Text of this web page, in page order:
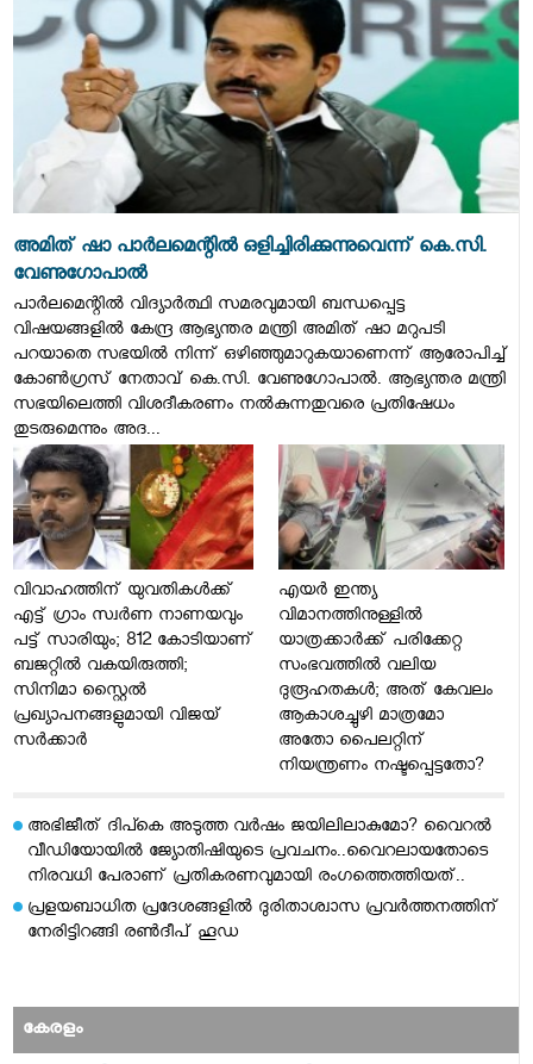
അമിത് ഷാ പാര്‍ലമെന്റില്‍ ഒളിച്ചിരിക്കുന്നുവെന്ന് കെ.സി.
വേണുഗോപാല്‍
പാര്‍ലമെന്റില്‍ വിദ്യാര്‍ത്ഥി സമരവുമായി ബന്ധപ്പെട്ട
വിഷയങ്ങളില്‍ കേന്ദ്ര ആഭ്യന്തര മന്ത്രി അമിത് ഷാ മറുപടി
പറയാതെ സഭയില്‍ നിന്ന് ഒഴിഞ്ഞുമാറുകയാണെന്ന് ആരോപിച്ച്
കോണ്‍ഗ്രസ് നേതാവ് കെ.സി. വേണുഗോപാല്‍. ആഭ്യന്തര മന്ത്രി
സഭയിലെത്തി വിശദീകരണം നല്‍കുന്നതുവരെ പ്രതിഷേധം
തുടരുമെന്നും അദ...
വിവാഹത്തിന് യുവതികള്‍ക്ക്
എട്ട് ഗ്രാം സ്വർണ നാണയവും
പട്ട് സാരിയും; 812 കോടിയാണ്
ബജറ്റില്‍ വകയിരുത്തി;
സിനിമാ സ്റ്റൈൽ
പ്രഖ്യാപനങ്ങളുമായി വിജയ്
സർക്കാർ
എയര്‍ ഇന്ത്യ
വിമാനത്തിനുള്ളില്‍
യാത്രക്കാര്‍ക്ക് പരിക്കേറ്റ
സംഭവത്തില്‍ വലിയ
ദുരൂഹതകള്‍; അത് കേവലം
ആകാശച്ചുഴി മാത്രമോ
അതോ പൈലറ്റിന്
നിയന്ത്രണം നഷ്ടപ്പെട്ടതോ?
അഭിജീത് ദിപ്കെ അടുത്ത വർഷം ജയിലിലാകുമോ? വൈറൽ
വീഡിയോയിൽ ജ്യോതിഷിയുടെ പ്രവചനം..വൈറലായതോടെ
നിരവധി പേരാണ് പ്രതികരണവുമായി രംഗത്തെത്തിയത്..
പ്രളയബാധിത പ്രദേശങ്ങളില്‍ ദുരിതാശ്വാസ പ്രവര്‍ത്തനത്തിന്
നേരിട്ടിറങ്ങി രണ്‍ദീപ് ഹൂഡ
കേരളം